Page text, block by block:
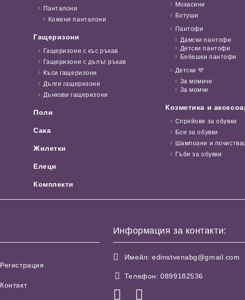
Панталони
Кожени панталони
Гащеризони
Гащеризони с къс ръкав
Гащеризони с дълъг ръкав
Къси гащеризони
Дълги гащеризони
Дънкови гащеризони
Поли
Сака
Жилетки
Елеци
Комплекти
Мокасини
Ботуши
Пантофи
Дамски пантофи
Детски пантофи
Бебешки пантофи
Детски 💜
За момиче
За момче
Козметика и
Спрейове за обувки
Бои за обувки
Шампоани и
Гъби за обувки
Регистрация
Контакт
Информация за контакти:
Имейл: edinstvenabg@gmail.com
Телефон: 0899182536